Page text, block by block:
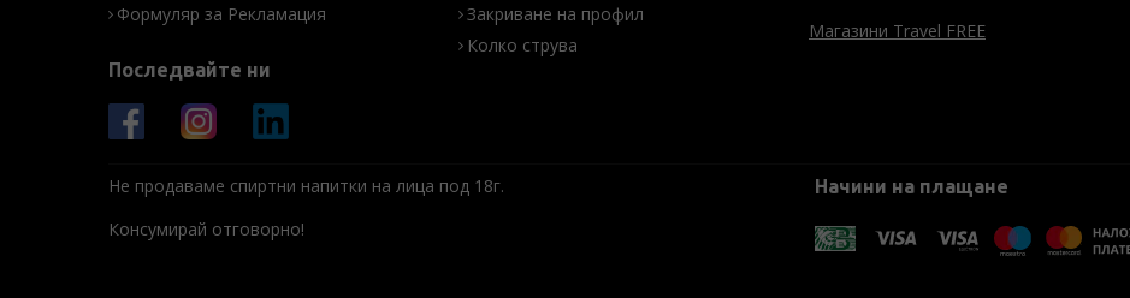
Формуляр за Рекламация
Последвайте ни
Закриване на профил
Колко струва
Магазини Travel FREE
Не продаваме спиртни напитки на лица под 18г.
Консумирай отговорно!
Начини на плащане